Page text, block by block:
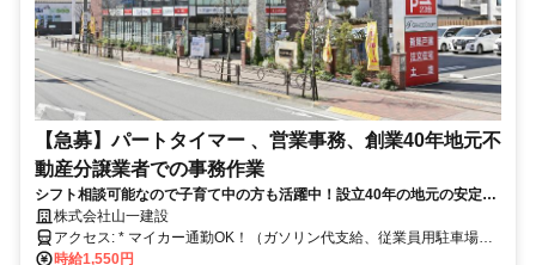
【急募】パートタイマー 、営業事務、創業40年地元不
動産分譲業者での事務作業
シフト相談可能なので子育て中の方も活躍中！設立40年の地元の安定企
業で不動産営業のサポート(事務作業)をお願いします。
株式会社山一建設
アクセス: * マイカー通勤OK！（ガソリン代支給、従業員用駐車場あ
り） * 交通 ① JR青梅線「福生」駅より徒歩14分（JR「立川」
時給1,550円